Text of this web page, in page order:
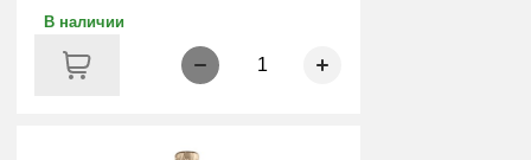
В наличии
1